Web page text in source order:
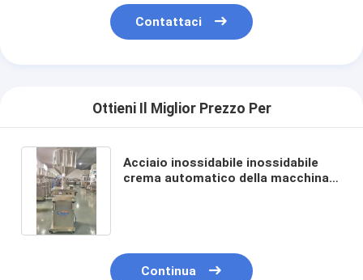
Contattaci
Ottieni Il Miglior Prezzo Per
Acciaio inossidabile inossidabile
crema automatico della macchina
Continua